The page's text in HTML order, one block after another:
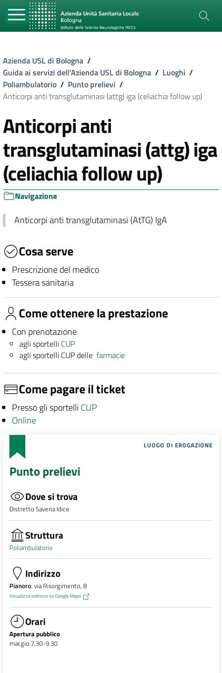
Azienda USL di Bologna /
Guida ai servizi dell'Azienda USL di Bologna / Luoghi /
Poliambulatorio / Punto prelievi /
Anticorpi anti transglutaminasi (attg) iga (celiachia follow up)
Anticorpi anti
transglutaminasi (attg) iga
(celiachia follow up)
Navigazione
Anticorpi anti transglutaminasi (AtTG) IgA
Cosa serve
Prescrizione del medico
Tessera sanitaria
Come ottenere la prestazione
Con prenotazione
agli sportelli CUP
agli sportelli CUP dellefarmacie
Come pagare il ticket
Presso gli sportelli CUP
Online
LUOGO DI EROGAZIONE
Punto prelievi
Dove si trova
Distretto Savena Idice
Struttura
Poliambulatorio
Indirizzo
Pianoro, via Risorgimento, 8
Visualizza indirizzo su Google Maps
Orari
Apertura pubblico
mar,gio:7.30-9.30